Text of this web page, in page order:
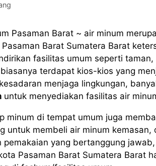
Pasaman Barat ~ air minum
Barat Sumatera Barat
fasilitas umum seperti
terdapat kios-kios yang
menjaga lingkungan,
untuk menyediakan fasilitas air
minum di tempat umum juga
untuk membeli air minum
pemakaian yang bertanggung
Pasaman Barat Sumatera Barat